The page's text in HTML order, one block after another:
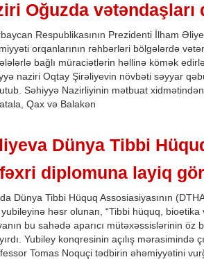
Oğuzda vətəndaşları
Respublikasının Prezidenti İlham
orqanlarının rəhbərləri bölgələrdə
bağlı müraciətlərin həllinə kömək
naziri Oqtay Şirəliyevin növbəti səyyar
Səhiyyə Nazirliyinin mətbuat
Qax və Balakən
Dünya Tibbi
diplomuna layiq
Dünya Tibbi Hüquq Assosiasiyasının
yubileyinə həsr olunan, “Tibbi hüquq,
bu sahədə aparıcı mütəxəssislərinin
Yubiley konqresinin açılış mərasimində
Tomas Noquçi tədbirin əhəmiyyətini